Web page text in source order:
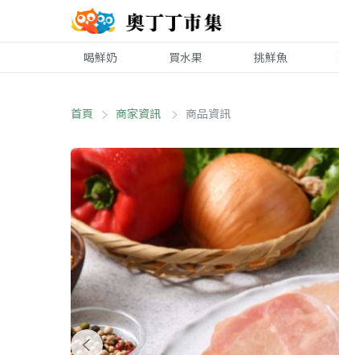
喝鮮奶 買水果 挑鮮魚
首頁 商家資訊 商品資訊